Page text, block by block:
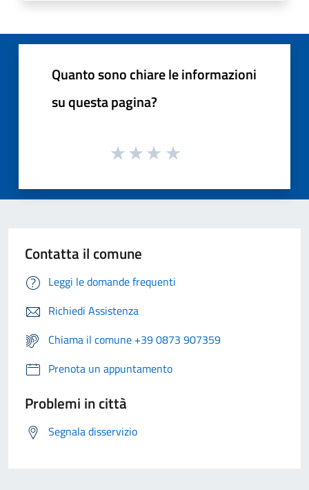
Quanto sono chiare le informazioni
su questa pagina?
Contatta il comune
Leggi le domande frequenti
Richiedi Assistenza
Chiama il comune +39 0873 907359
Prenota un appuntamento
Problemi in città
Segnala disservizio